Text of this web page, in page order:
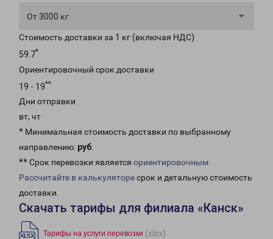
От 3000 кг
Стоимость доставки за 1 кг (включая НДС)
59.7*
Ориентировочный срок доставки
19 - 19**
Дни отправки
вт, чт
* Минимальная стоимость доставки по выбранному
направлению: руб.
** Срок перевозки является ориентировочным
Рассчитайте в калькуляторесрок и детальную стоимость
доставки.
Скачать тарифы для филиала «Канск»
Тарифы на услуги перевозки (xlsx)